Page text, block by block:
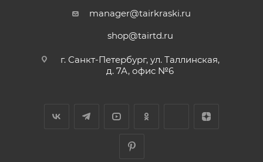
manager@tairkraski.ru
shop@tairtd.ru
г. Санкт-Петербург, ул. Таллинская,
д. 7А, офис №6